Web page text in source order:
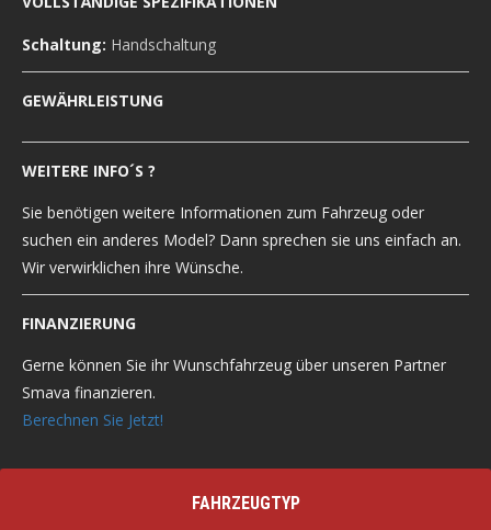
Schaltung: Handschaltung
GEWÄHRLEISTUNG
WEITERE INFO´S ?
Sie benötigen weitere Informationen zum Fahrzeug oder
suchen ein anderes Model? Dann sprechen sie uns einfach an.
Wir verwirklichen ihre Wünsche.
FINANZIERUNG
Gerne können Sie ihr Wunschfahrzeug über unseren Partner
Smava finanzieren.
Berechnen Sie Jetzt!
FAHRZEUGTYP